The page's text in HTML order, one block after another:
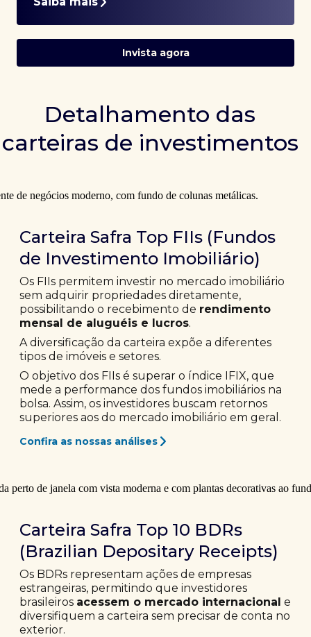
Invista agora
Detalhamento das
carteiras de investimentos
Carteira Safra Top FIIs (Fundos
de Investimento Imobiliário)
Os FIIs permitem investir no mercado imobiliário
sem adquirir propriedades diretamente,
possibilitando o recebimento de rendimento
mensal de aluguéis e lucros.
A diversificação da carteira expõe a diferentes
tipos de imóveis e setores.
O objetivo dos FIIs é superar o índice IFIX, que
mede a performance dos fundos imobiliários na
bolsa. Assim, os investidores buscam retornos
superiores aos do mercado imobiliário em geral.
Confira as nossas análises
Carteira Safra Top 10 BDRs
(Brazilian Depositary Receipts)
Os BDRs representam ações de empresas
estrangeiras, permitindo que investidores
brasileiros acessem o mercado internacional e
diversifiquem a carteira sem precisar de conta no
exterior.